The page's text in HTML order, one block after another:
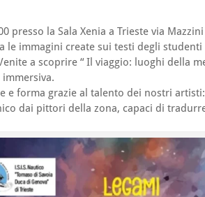
presso la Sala Xenia a Trieste via
immagini create sui testi degli studenti
a scoprire “ Il viaggio: luoghi della
immersiva.
e forma grazie al talento dei nostri
dai pittori della zona, capaci di